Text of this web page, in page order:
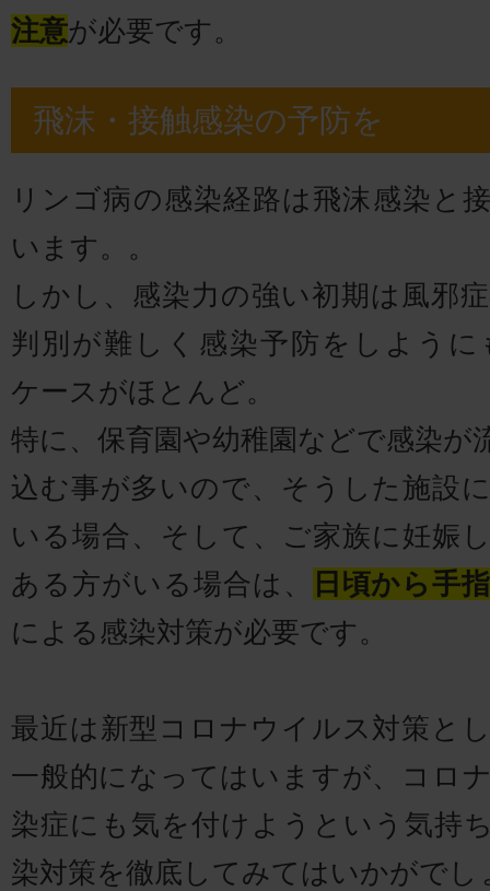
注意が必要です。
飛沫・接触感染の予防を
リンゴ病の感染経路は飛沫感染と
います。。
しかし、感染力の強い初期は風邪
判別が難しく感染予防をしよう
ケースがほとんど。
特に、保育園や幼稚園などで感染が
込む事が多いので、そうした施設
いる場合、そして、ご家族に妊娠
ある方がいる場合は、
日頃から手
による感染対策が必要です。
最近は新型コロナウイルス対策と
一般的になってはいますが、コロ
染症にも気を付けようという気持
染対策を徹底してみてはいかがでし